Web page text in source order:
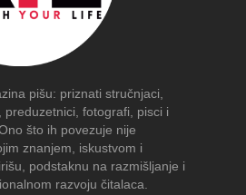
pišu: priznati stručnjaci,
fotografi, pisci i
što ih povezuje nije
znanjem, iskustvom i
podstaknu na razmišljanje i
razvoju čitalaca.